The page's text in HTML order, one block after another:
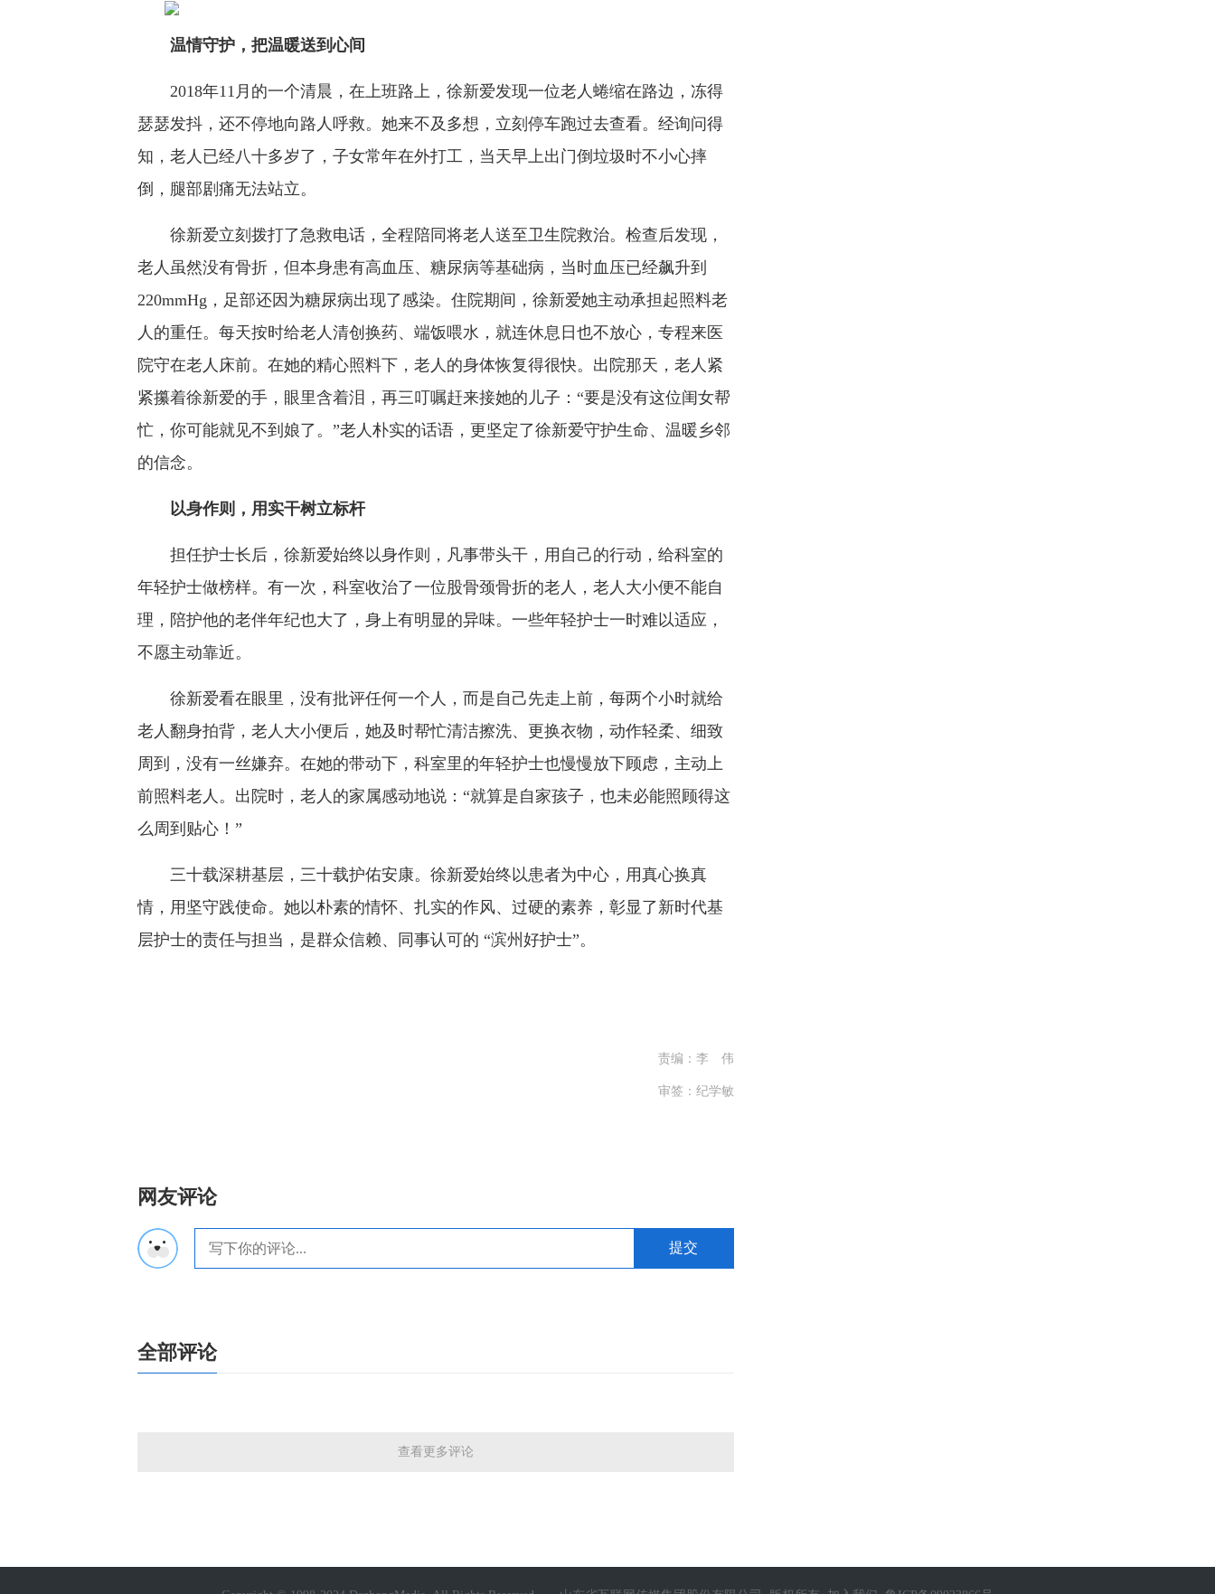
温情守护，把温暖送到心间
2018年11月的一个清晨，在上班路上，徐新爱发现一位老人蜷缩在路边，冻得
瑟瑟发抖，还不停地向路人呼救。她来不及多想，立刻停车跑过去查看。经询问得
知，老人已经八十多岁了，子女常年在外打工，当天早上出门倒垃圾时不小心摔
倒，腿部剧痛无法站立。
徐新爱立刻拨打了急救电话，全程陪同将老人送至卫生院救治。检查后发现，
老人虽然没有骨折，但本身患有高血压、糖尿病等基础病，当时血压已经飙升到
220mmHg，足部还因为糖尿病出现了感染。住院期间，徐新爱她主动承担起照料老
人的重任。每天按时给老人清创换药、端饭喂水，就连休息日也不放心，专程来医
院守在老人床前。在她的精心照料下，老人的身体恢复得很快。出院那天，老人紧
紧攥着徐新爱的手，眼里含着泪，再三叮嘱赶来接她的儿子：“要是没有这位闺女帮
忙，你可能就见不到娘了。”老人朴实的话语，更坚定了徐新爱守护生命、温暖乡邻
的信念。
以身作则，用实干树立标杆
担任护士长后，徐新爱始终以身作则，凡事带头干，用自己的行动，给科室的
年轻护士做榜样。有一次，科室收治了一位股骨颈骨折的老人，老人大小便不能自
理，陪护他的老伴年纪也大了，身上有明显的异味。一些年轻护士一时难以适应，
不愿主动靠近。
徐新爱看在眼里，没有批评任何一个人，而是自己先走上前，每两个小时就给
老人翻身拍背，老人大小便后，她及时帮忙清洁擦洗、更换衣物，动作轻柔、细致
周到，没有一丝嫌弃。在她的带动下，科室里的年轻护士也慢慢放下顾虑，主动上
前照料老人。出院时，老人的家属感动地说：“就算是自家孩子，也未必能照顾得这
么周到贴心！”
三十载深耕基层，三十载护佑安康。徐新爱始终以患者为中心，用真心换真
情，用坚守践使命。她以朴素的情怀、扎实的作风、过硬的素养，彰显了新时代基
层护士的责任与担当，是群众信赖、同事认可的 “滨州好护士”。
责编：李 伟
审签：纪学敏
网友评论
全部评论
查看更多评论